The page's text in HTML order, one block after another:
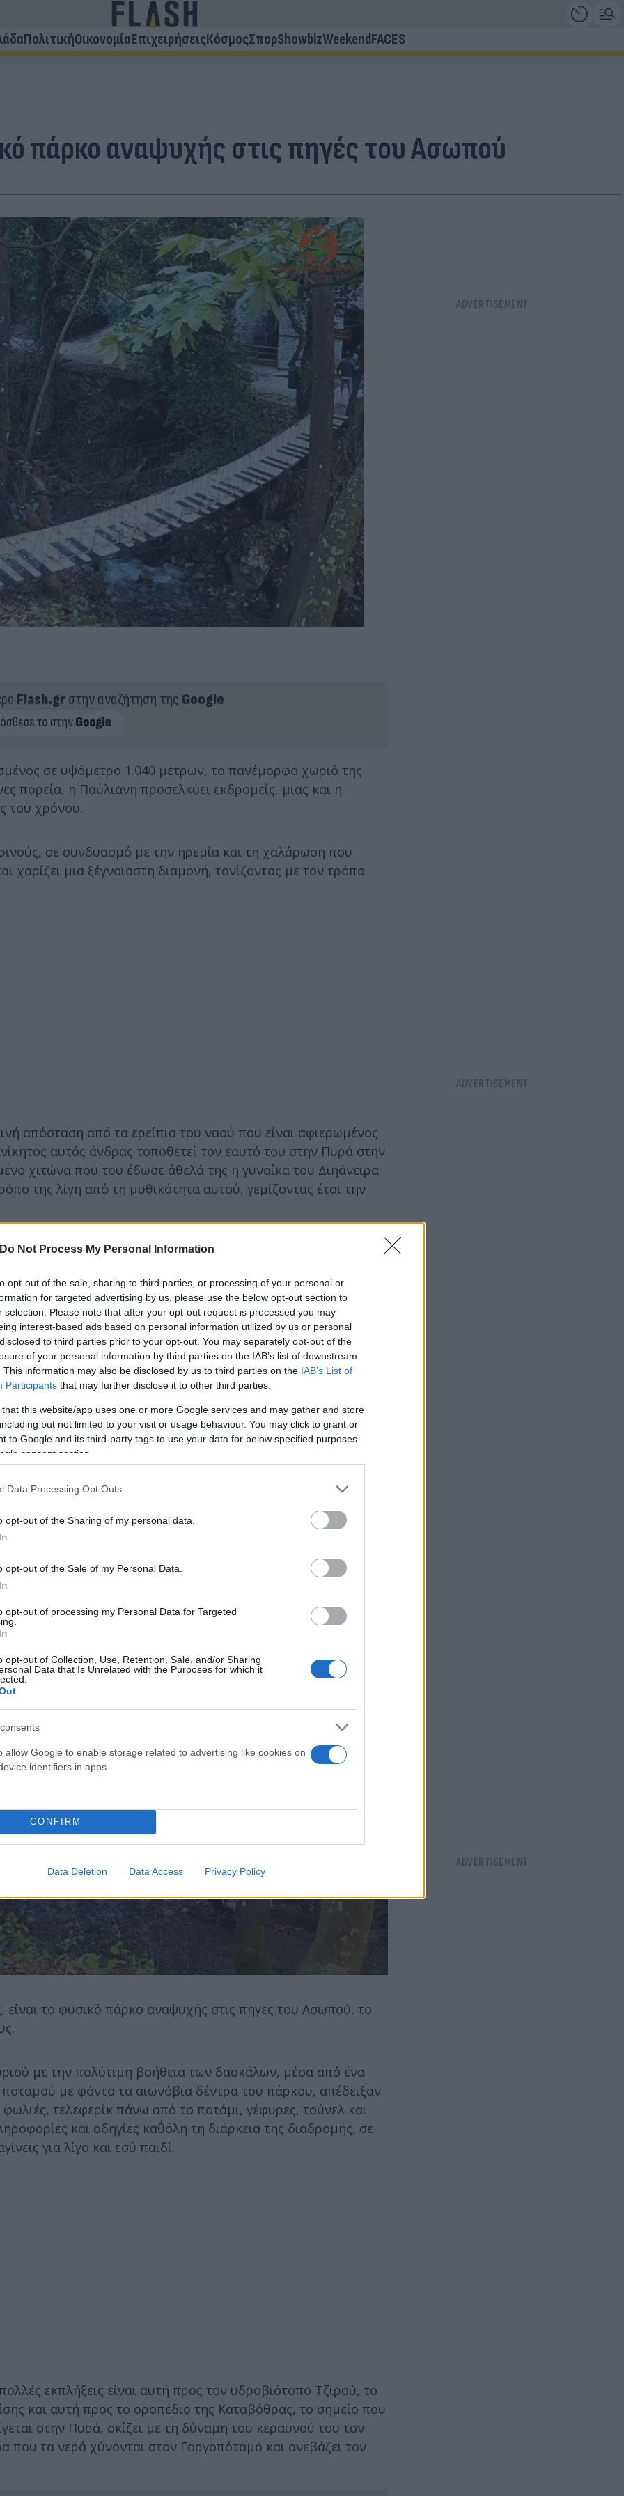
Do Not Process My Personal Information
opt-out of the sale, sharing to third parties, or processing of your personal or
for targeted advertising by us, please use the below opt-out section to
selection. Please note that after your opt-out request is processed you may
interest-based ads based on personal information utilized by us or personal
to third parties prior to your opt-out. You may separately opt-out of the
of your personal information by third parties on the IAB’s list of downstream
This information may also be disclosed by us to third parties on the IAB’s List of
Participants that may further disclose it to other third parties.
that this website/app uses one or more Google services and may gather and store
but not limited to your visit or usage behaviour. You may click to grant or
to Google and its third-party tags to use your data for below specified purposes
consent section.
Data Processing Opt Outs
opt-out of the Sharing of my personal data.
opt-out of the Sale of my Personal Data.
opt-out of processing my Personal Data for Targeted
opt-out of Collection, Use, Retention, Sale, and/or Sharing
Data that Is Unrelated with the Purposes for which it
allow Google to enable storage related to advertising like cookies on
identifiers in apps.
CONFIRM
Data Deletion Data Access Privacy Policy
ΠολιτικήΟικονομίαΕπιχειρήσειςΚόσμοςΣπορShowbizWeekendFACES
πάρκο αναψυχής στις πηγές του Ασωπού
Flash.grστην αναζήτηση της Google
σε υψόμετρο 1.040 μέτρων, το πανέμορφο χωριό της
πορεία, η Παύλιανη προσελκύει εκδρομείς, μιας και η
του χρόνου.
σε συνδυασμό με την ηρεμία και τη χαλάρωση που
χαρίζει μια ξέγνοιαστη διαμονή, τονίζοντας με τον τρόπο
απόσταση από τα ερείπια του ναού που είναι αφιερωμένος
αυτός άνδρας τοποθετεί τον εαυτό του στην Πυρά στην
χιτώνα που του έδωσε άθελά της η γυναίκα του Διηάνειρα
της λίγη από τη μυθικότητα αυτού, γεμίζοντας έτσι την
οφείλει στους πρώτους της κατοίκους, οι οποίοι ήταν οι
ενώ μια πιο πιθανή εκδοχή είναι να οφείλεται σε
το φυσικό πάρκο αναψυχής στις πηγές του Ασωπού, το
με την πολύτιμη βοήθεια των δασκάλων, μέσα από ένα
με φόντο τα αιωνόβια δέντρα του πάρκου, απέδειξαν
τελεφερίκ πάνω από το ποτάμι, γέφυρες, τούνελ και
και οδηγίες καθ΄όλη τη διάρκεια της διαδρομής, σε
για λίγο και εσύ παιδί.
εκπλήξεις είναι αυτή προς τον υδροβιότοπο Τζιρού, το
και αυτή προς το οροπέδιο της Καταβόθρας, το σημείο που
στην Πυρά, σκίζει με τη δύναμη του κεραυνού του τον
τα νερά χύνονται στον Γοργοπόταμο και ανεβάζει τον